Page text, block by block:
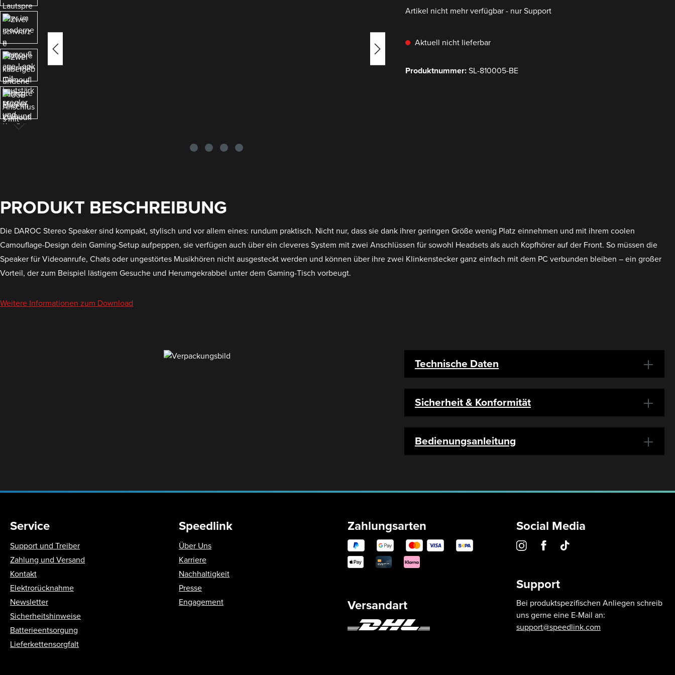
Artikel nicht mehr verfügbar - nur Support
Aktuell nicht lieferbar
Produktnummer:SL-810005-BE
PRODUKT BESCHREIBUNG
Die DAROC Stereo Speaker sind kompakt, stylisch und vor allem eines: rundum praktisch. Nicht nur, dass sie dank ihrer geringen Größe wenig Platz einnehmen und mit ihrem coolen
Camouflage-Design dein Gaming-Setup aufpeppen, sie verfügen auch über ein cleveres System mit zwei Anschlüssen für sowohl Headsets als auch Kopfhörer auf der Front. So müssen die
Speaker für Videoanrufe, Chats oder ungestörtes Musikhören nicht ausgesteckt werden und können über ihre zwei Klinkenstecker ganz einfach mit dem PC verbunden bleiben – ein großer
Vorteil, der zum Beispiel lästigem Gesuche und Herumgekrabbel unter dem Gaming-Tisch vorbeugt.
Weitere Informationen zum Download
Technische Daten
Sicherheit & Konformität
Bedienungsanleitung
Service
Support und Treiber
Zahlung und Versand
Kontakt
Elektrorücknahme
Newsletter
Sicherheitshinweise
Batterieentsorgung
Lieferkettensorgfalt
Speedlink
Über Uns
Karriere
Nachhaltigkeit
Presse
Engagement
Zahlungsarten
Versandart
Social Media
Support
Bei produktspezifischen Anliegen schreib
uns gerne eine E-Mail an:
support@speedlink.com